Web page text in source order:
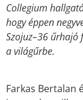
Collegium
hogy éppen
Szojuz–36 űrhajó
a világűrbe.
Farkas